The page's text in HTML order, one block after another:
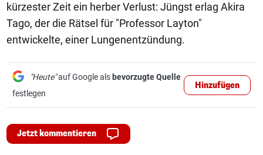
kürzester Zeit ein herber Verlust: Jüngst erlag Akira
Tago, der die Rätsel für "Professor Layton"
entwickelte, einer Lungenentzündung.
"Heute"auf Google als bevorzugte Quelle
festlegen
Hinzufügen
Jetzt kommentieren